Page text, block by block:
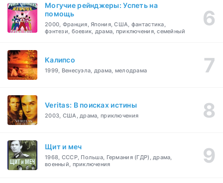
Могучие рейнджеры: Успеть на
помощь
2000, Франция, Япония, США, фантастика,
фэнтези, боевик, драма, приключения, семейный
Калипсо
1999, Венесуэла, драма, мелодрама
Veritas: В поисках истины
2003, США, драма, приключения
Щит и меч
1968, СССР, Польша, Германия (ГДР), драма,
военный, приключения